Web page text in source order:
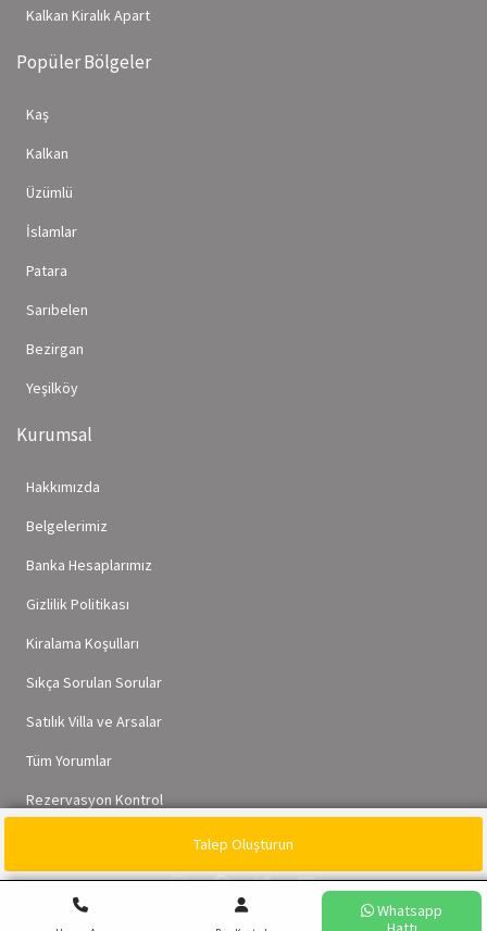
Talep Oluşturun
Whatsapp
Kalkan Kiralık Apart
Popüler Bölgeler
Kaş
Kalkan
Üzümlü
İslamlar
Patara
Sarıbelen
Bezirgan
Yeşilköy
Kurumsal
Hakkımızda
Belgelerimiz
Banka Hesaplarımız
Gizlilik Politikası
Kiralama Koşulları
Sıkça Sorulan Sorular
Satılık Villa ve Arsalar
Tüm Yorumlar
Rezervasyon Kontrol
Whatsapp